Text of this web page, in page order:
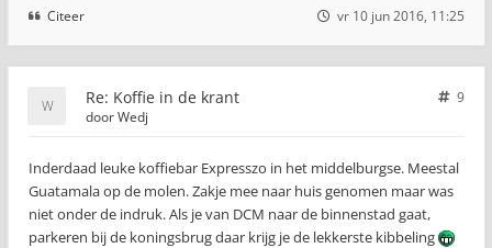
Citeer vr 10 jun 2016, 11:25
Re: Koffie in de krant
9
doorWedj
Inderdaad leuke koffiebar Expresszo in het middelburgse. Meestal
Guatamala op de molen. Zakje mee naar huis genomen maar was
niet onder de indruk. Als je van DCM naar de binnenstad gaat,
parkeren bij de koningsbrug daar krijg je de lekkerste kibbeling